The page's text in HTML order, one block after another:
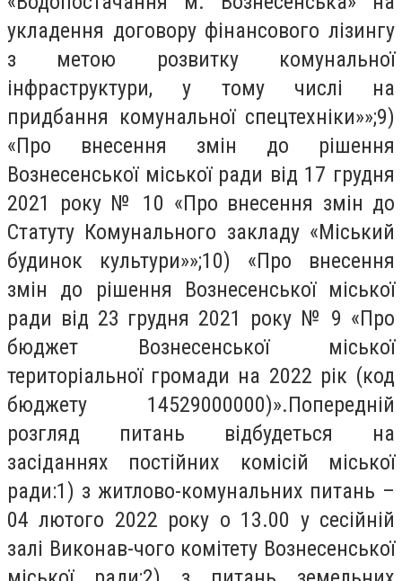
укладення договору фінансового лізингу
з метою розвитку комунальної
інфраструктури, у тому числі на
придбання комунальної спецтехніки»»;9)
«Про внесення змін до рішення
Вознесенської міської ради від 17 грудня
2021 року № 10 «Про внесення змін до
Статуту Комунального закладу «Міський
будинок культури»»;10) «Про внесення
змін до рішення Вознесенської міської
ради від 23 грудня 2021 року № 9 «Про
бюджет Вознесенської міської
територіальної громади на 2022 рік (код
бюджету 14529000000)».Попередній
розгляд питань відбудеться на
засіданнях постійних комісій міської
ради:1) з житлово-комунальних питань –
04 лютого 2022 року о 13.00 у сесійній
залі Виконав-чого комітету Вознесенської